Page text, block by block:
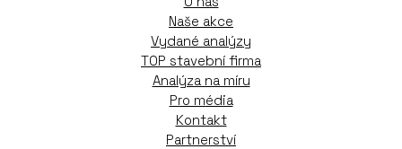
Naše akce
Vydané analýzy
TOP stavební firma
Analýza na míru
Pro média
Kontakt
Partnerství